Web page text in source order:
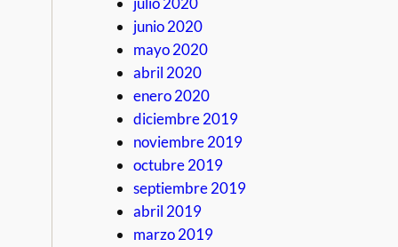
junio 2020
mayo 2020
abril 2020
enero 2020
diciembre 2019
noviembre 2019
octubre 2019
septiembre 2019
abril 2019
marzo 2019